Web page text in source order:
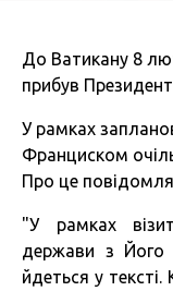
До Ватикану 8
прибув
У рамках
Франциском
Про це
"У рамках
держави з
йдеться у